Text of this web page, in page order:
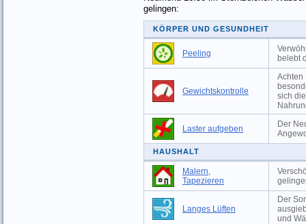
gelingen:
KÖRPER UND GESUNDHEIT
Peeling
belebt
Gewichtskontrolle
Achten
sich
Laster aufgeben
Der
HAUSHALT
Malern,
Tapezieren
Langes Lüften
Der
und